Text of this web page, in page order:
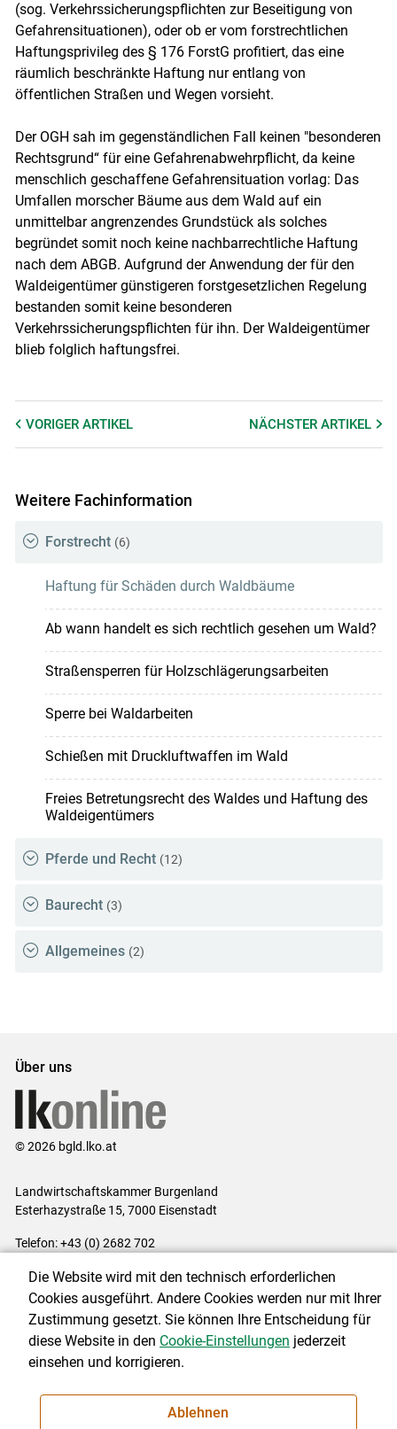
(sog. Verkehrssicherungspflichten zur Beseitigung von
Gefahrensituationen), oder ob er vom forstrechtlichen
Haftungsprivileg des § 176 ForstG profitiert, das eine
räumlich beschränkte Haftung nur entlang von
öffentlichen Straßen und Wegen vorsieht.
Der OGH sah im gegenständlichen Fall keinen "besonderen
Rechtsgrund“ für eine Gefahrenabwehrpflicht, da keine
menschlich geschaffene Gefahrensituation vorlag: Das
Umfallen morscher Bäume aus dem Wald auf ein
unmittelbar angrenzendes Grundstück als solches
begründet somit noch keine nachbarrechtliche Haftung
nach dem ABGB. Aufgrund der Anwendung der für den
Waldeigentümer günstigeren forstgesetzlichen Regelung
bestanden somit keine besonderen
Verkehrssicherungspflichten für ihn. Der Waldeigentümer
blieb folglich haftungsfrei.
VORIGER ARTIKEL NÄCHSTERARTIKEL
Weitere Fachinformation
Forstrecht (6)
Haftung für Schäden durch Waldbäume
Ab wann handelt es sich rechtlich gesehen um Wald?
Straßensperren für Holzschlägerungsarbeiten
Sperre bei Waldarbeiten
Schießen mit Druckluftwaffen im Wald
Freies Betretungsrecht des Waldes und Haftung des
Waldeigentümers
Pferde und Recht (12)
Baurecht (3)
Allgemeines (2)
Über uns
© 2026 bgld.lko.at
Landwirtschaftskammer Burgenland
Esterhazystraße 15, 7000 Eisenstadt
Telefon: +43 (0) 2682 702
Impressum|Kontakt|Datenschutzerklärung|Barrierefreiheit|
Cookie-Einstellungen
NEWSLETTER
Die Website wird mit den technisch erforderlichen
Cookies ausgeführt. Andere Cookies werden nur mit Ihrer
Zustimmung gesetzt. Sie können Ihre Entscheidung für
diese Website in den Cookie-Einstellungen jederzeit
einsehen und korrigieren.
Ablehnen